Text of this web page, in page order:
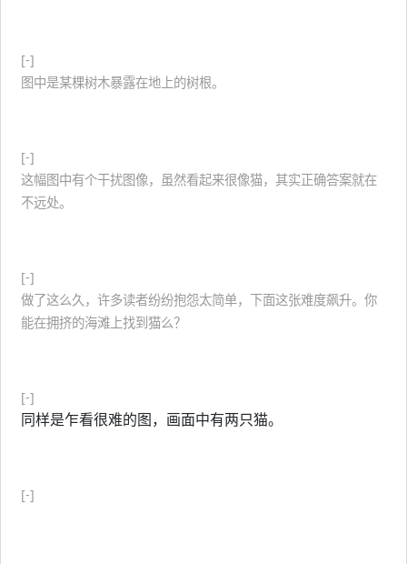
[-]
图中是某棵树木暴露在地上的树根。
[-]
这幅图中有个干扰图像，虽然看起来很像猫，其实正确答案就在
不远处。
[-]
做了这么久，许多读者纷纷抱怨太简单，下面这张难度飙升。你
能在拥挤的海滩上找到猫么？
[-]
同样是乍看很难的图，画面中有两只猫。
[-]